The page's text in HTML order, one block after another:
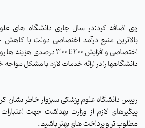
وی اضافه کرد:در سال جاری دانشگاه های
اختصاصی و افزایش 200 تا 300
دانشگاهها را در ارائه خدمات لازم با مشکل
رییس دانشگاه علوم پزشکی سبزوار خاطر نشان
پیگیرهای لازم از وزارت بهداشت جهت
مطلوب تر و پرداخت های بهتر باشیم.